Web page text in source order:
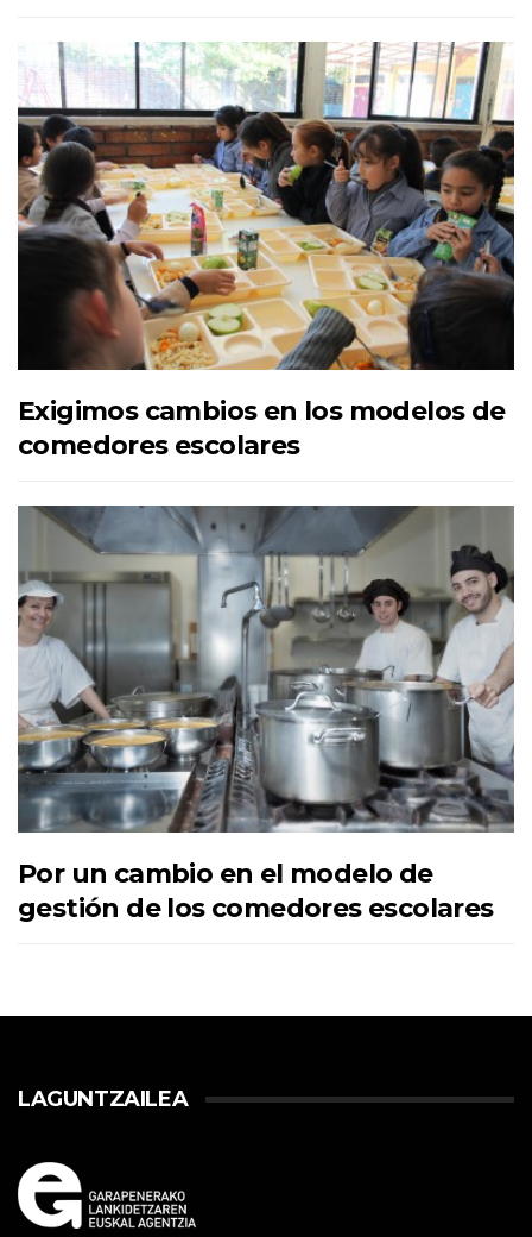
Exigimos cambios en los modelos de
comedores escolares
Por un cambio en el modelo de
gestión de los comedores escolares
LAGUNTZAILEA